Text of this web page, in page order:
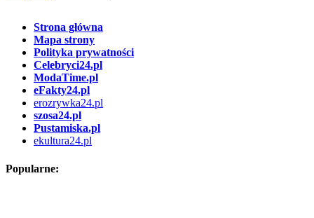
Strona główna
Mapa strony
Polityka prywatności
Celebryci24.pl
ModaTime.pl
eFakty24.pl
erozrywka24.pl
szosa24.pl
Pustamiska.pl
ekultura24.pl
Popularne: